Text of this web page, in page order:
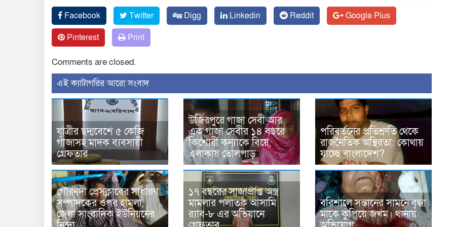
Facebook Twitter Digg Linkedin Reddit
Google Plus
Pinterest
Print
Comments are closed.
‍এই ক্যাটাগরির ‍আরো সংবাদ
যাত্রীর ছদ্মবেশে ৫ কেজি
গাঁজাসহ মাদক ব্যবসায়ী
গ্রেফতার
উজিরপুরে গাজা সেবী আর
এক গাজা সেবীর ১৪ বছরে
কিশোরী কন্যাকে বিয়ে,
এলাকায় তোলপাড়
পরিবর্তনের প্রতিশ্রুতি থেকে
রাজনৈতিক অস্থিরতা: কোথায়
যাচ্ছে বাংলাদেশ?
গৌরনদী প্রেসক্লাবের সাধারণ
সম্পাদকের ওপর হামলা,
জেলা সাংবাদিক ইউনিয়নের
১৭ বছরের সাজাপ্রাপ্ত অস্ত্র
মামলার পলাতক আসামি
র‍্যাব-৮ এর অভিযানে
বরিশালে সন্তানের সামনে বৃদ্ধা
মাকে কুপিয়ে জখম। থানায়